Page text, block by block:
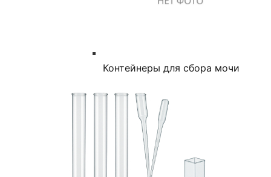
Контейнеры для сбора мочи